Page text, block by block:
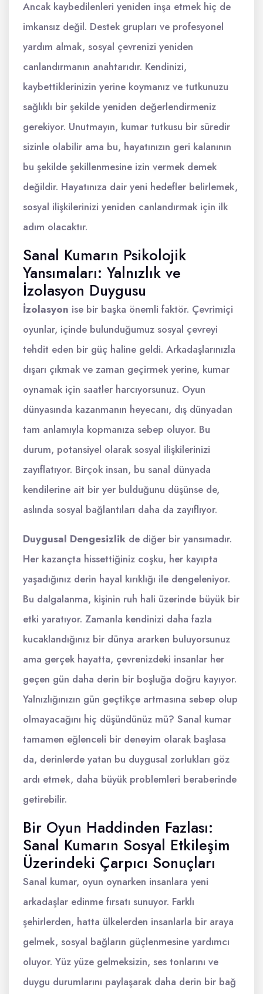
Ancak kaybedilenleri yeniden inşa etmek hiç de
imkansız değil. Destek grupları ve profesyonel
yardım almak, sosyal çevrenizi yeniden
canlandırmanın anahtarıdır. Kendinizi,
kaybettiklerinizin yerine koymanız ve tutkunuzu
sağlıklı bir şekilde yeniden değerlendirmeniz
gerekiyor. Unutmayın, kumar tutkusu bir süredir
sizinle olabilir ama bu, hayatınızın geri kalanının
bu şekilde şekillenmesine izin vermek demek
değildir. Hayatınıza dair yeni hedefler belirlemek,
sosyal ilişkilerinizi yeniden canlandırmak için ilk
adım olacaktır.
Sanal Kumarın Psikolojik
Yansımaları: Yalnızlık ve
İzolasyon Duygusu
İzolasyon ise bir başka önemli faktör. Çevrimiçi
oyunlar, içinde bulunduğumuz sosyal çevreyi
tehdit eden bir güç haline geldi. Arkadaşlarınızla
dışarı çıkmak ve zaman geçirmek yerine, kumar
oynamak için saatler harcıyorsunuz. Oyun
dünyasında kazanmanın heyecanı, dış dünyadan
tam anlamıyla kopmanıza sebep oluyor. Bu
durum, potansiyel olarak sosyal ilişkilerinizi
zayıflatıyor. Birçok insan, bu sanal dünyada
kendilerine ait bir yer bulduğunu düşünse de,
aslında sosyal bağlantıları daha da zayıflıyor.
Duygusal Dengesizlik de diğer bir yansımadır.
Her kazançta hissettiğiniz coşku, her kayıpta
yaşadığınız derin hayal kırıklığı ile dengeleniyor.
Bu dalgalanma, kişinin ruh hali üzerinde büyük bir
etki yaratıyor. Zamanla kendinizi daha fazla
kucaklandığınız bir dünya ararken buluyorsunuz
ama gerçek hayatta, çevrenizdeki insanlar her
geçen gün daha derin bir boşluğa doğru kayıyor.
Yalnızlığınızın gün geçtikçe artmasına sebep olup
olmayacağını hiç düşündünüz mü? Sanal kumar
tamamen eğlenceli bir deneyim olarak başlasa
da, derinlerde yatan bu duygusal zorlukları göz
ardı etmek, daha büyük problemleri beraberinde
getirebilir.
Bir Oyun Haddinden Fazlası:
Sanal Kumarın Sosyal Etkileşim
Üzerindeki Çarpıcı Sonuçları
Sanal kumar, oyun oynarken insanlara yeni
arkadaşlar edinme fırsatı sunuyor. Farklı
şehirlerden, hatta ülkelerden insanlarla bir araya
gelmek, sosyal bağların güçlenmesine yardımcı
oluyor. Yüz yüze gelmeksizin, ses tonlarını ve
duygu durumlarını paylaşarak daha derin bir bağ